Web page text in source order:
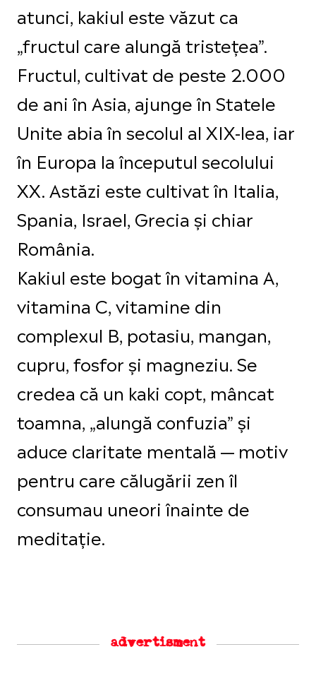
atunci, kakiul este văzut ca
„fructul care alungă tristețea”.
Fructul, cultivat de peste 2.000
de ani în Asia, ajunge în Statele
Unite abia în secolul al XIX-lea, iar
în Europa la începutul secolului
XX. Astăzi este cultivat în Italia,
Spania, Israel, Grecia și chiar
România.
Kakiul este bogat în vitamina A,
vitamina C, vitamine din
complexul B, potasiu, mangan,
cupru, fosfor și magneziu. Se
credea că un kaki copt, mâncat
toamna, „alungă confuzia” și
aduce claritate mentală — motiv
pentru care călugării zen îl
consumau uneori înainte de
meditație.
advertisment